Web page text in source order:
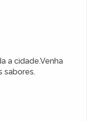
a cidade.Venha
sabores.